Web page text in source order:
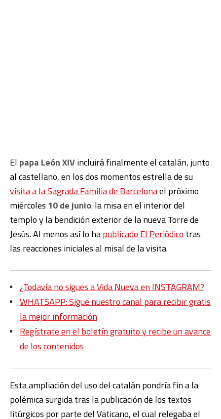
El papa León XIVincluirá finalmente el catalán, junto
al castellano, en los dos momentos estrella de su
visita a la Sagrada Familia de Barcelonael próximo
miércoles 10 de junio: la misa en el interior del
templo y la bendición exterior de la nueva Torre de
Jesús. Al menos así lo hapublicado El Periódico tras
las reacciones iniciales al misal de la visita.
¿Todavía no sigues a Vida Nueva en INSTAGRAM?
WHATSAPP: Sigue nuestro canal para recibir gratis
la mejor información
Regístrate en el boletín gratuito y recibe un avance
de los contenidos
Esta ampliación del uso del catalán pondría fin a la
polémica surgida tras la publicación de los textos
litúrgicos por parte del Vaticano, el cual relegaba el